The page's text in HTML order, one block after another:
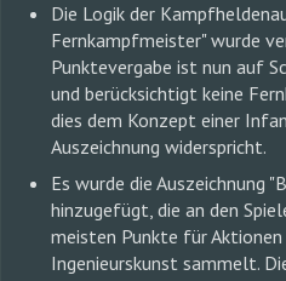
Die Logik der
Fernkampfmeister" wurde
Punktevergabe ist nun auf
und berücksichtigt keine
dies dem Konzept einer
Auszeichnung widerspricht.
Es wurde die Auszeichnung
hinzugefügt, die an den
meisten Punkte für Aktionen
Ingenieurskunst sammelt.